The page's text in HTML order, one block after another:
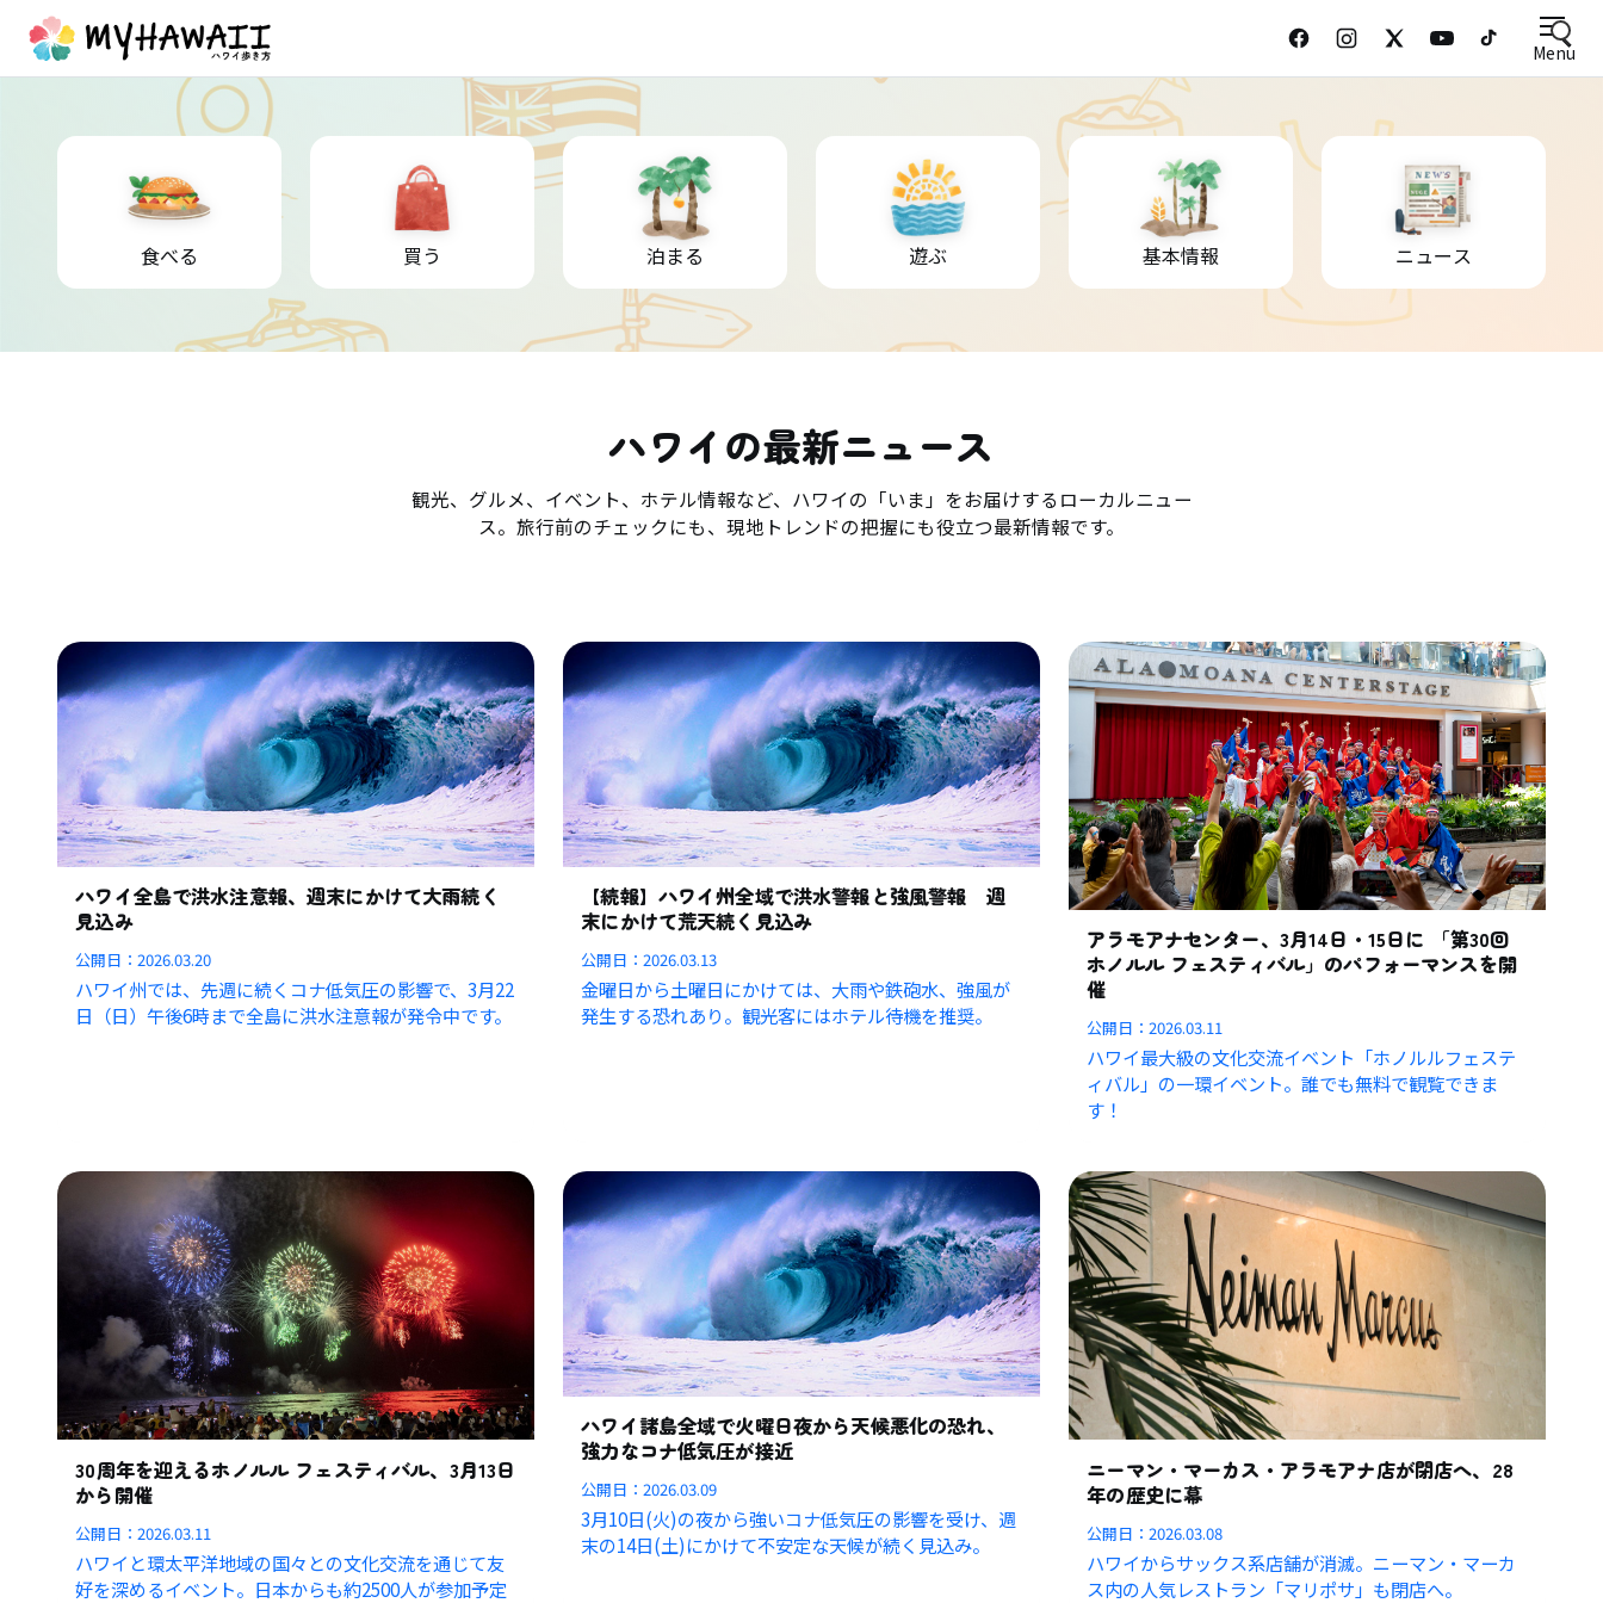
Menu
食べる 買う 泊まる 遊ぶ 基本情報 ニュース
ハワイの最新ニュース
観光、グルメ、イベント、ホテル情報など、ハワイの「いま」をお届けするローカルニュー
ス。旅行前のチェックにも、現地トレンドの把握にも役立つ最新情報です。
ハワイ全島で洪水注意報、週末にかけて大雨続く
見込み
公開日：2026.03.20
ハワイ州では、先週に続くコナ低気圧の影響で、3月22
日（日）午後6時まで全島に洪水注意報が発令中です。
【続報】ハワイ州全域で洪水警報と強風警報 週
末にかけて荒天続く見込み
公開日：2026.03.13
金曜日から土曜日にかけては、大雨や鉄砲水、強風が
発生する恐れあり。観光客にはホテル待機を推奨。
アラモアナセンター、3月14日・15日に 「第30回
ホノルル フェスティバル」のパフォーマンスを開
催
公開日：2026.03.11
ハワイ最大級の文化交流イベント「ホノルルフェステ
ィバル」の一環イベント。誰でも無料で観覧できま
す！
30周年を迎えるホノルル フェスティバル、3月13日
から開催
公開日：2026.03.11
ハワイと環太平洋地域の国々との文化交流を通じて友
好を深めるイベント。日本からも約2500人が参加予定
ハワイ諸島全域で火曜日夜から天候悪化の恐れ、
強力なコナ低気圧が接近
公開日：2026.03.09
3月10日(火)の夜から強いコナ低気圧の影響を受け、週
末の14日(土)にかけて不安定な天候が続く見込み。
ニーマン・マーカス・アラモアナ店が閉店へ、28
年の歴史に幕
公開日：2026.03.08
ハワイからサックス系店舗が消滅。ニーマン・マーカ
ス内の人気レストラン「マリポサ」も閉店へ。